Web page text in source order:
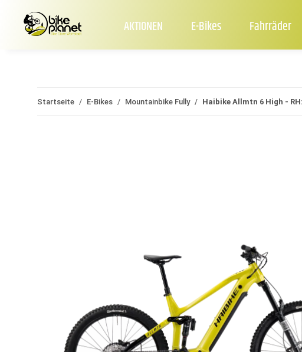
AKTIONEN E-Bikes Fahrräder
Startseite E-Bikes Mountainbike Fully Haibike Allmtn 6 High -